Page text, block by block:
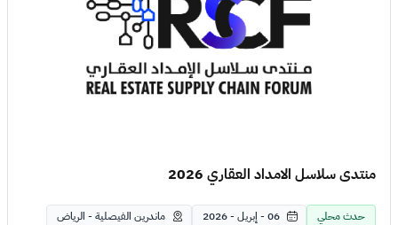
منتدى سلاسل الامداد العقاري 2026
حدث محلي 06 - إبريل - 2026 ماندرين الفيصلية - الرياض